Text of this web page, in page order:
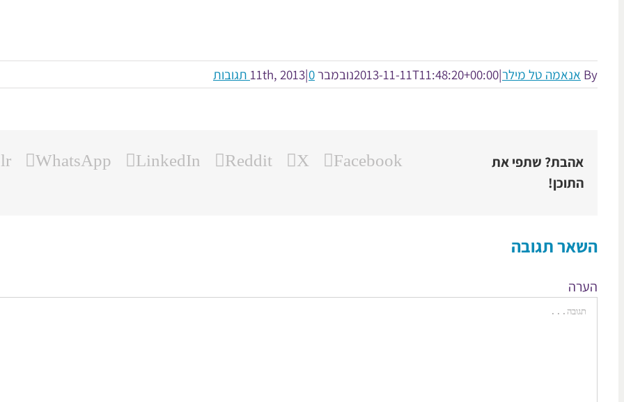
By אנאמה טל מילר|
2013-11-11T11:48:20+00:00נובמבר 11th, 2013 |0 תגובות
אהבת? שתפי את
התוכן!
Facebook
X
Reddit
LinkedIn
WhatsApp
השאר תגובה
הערה